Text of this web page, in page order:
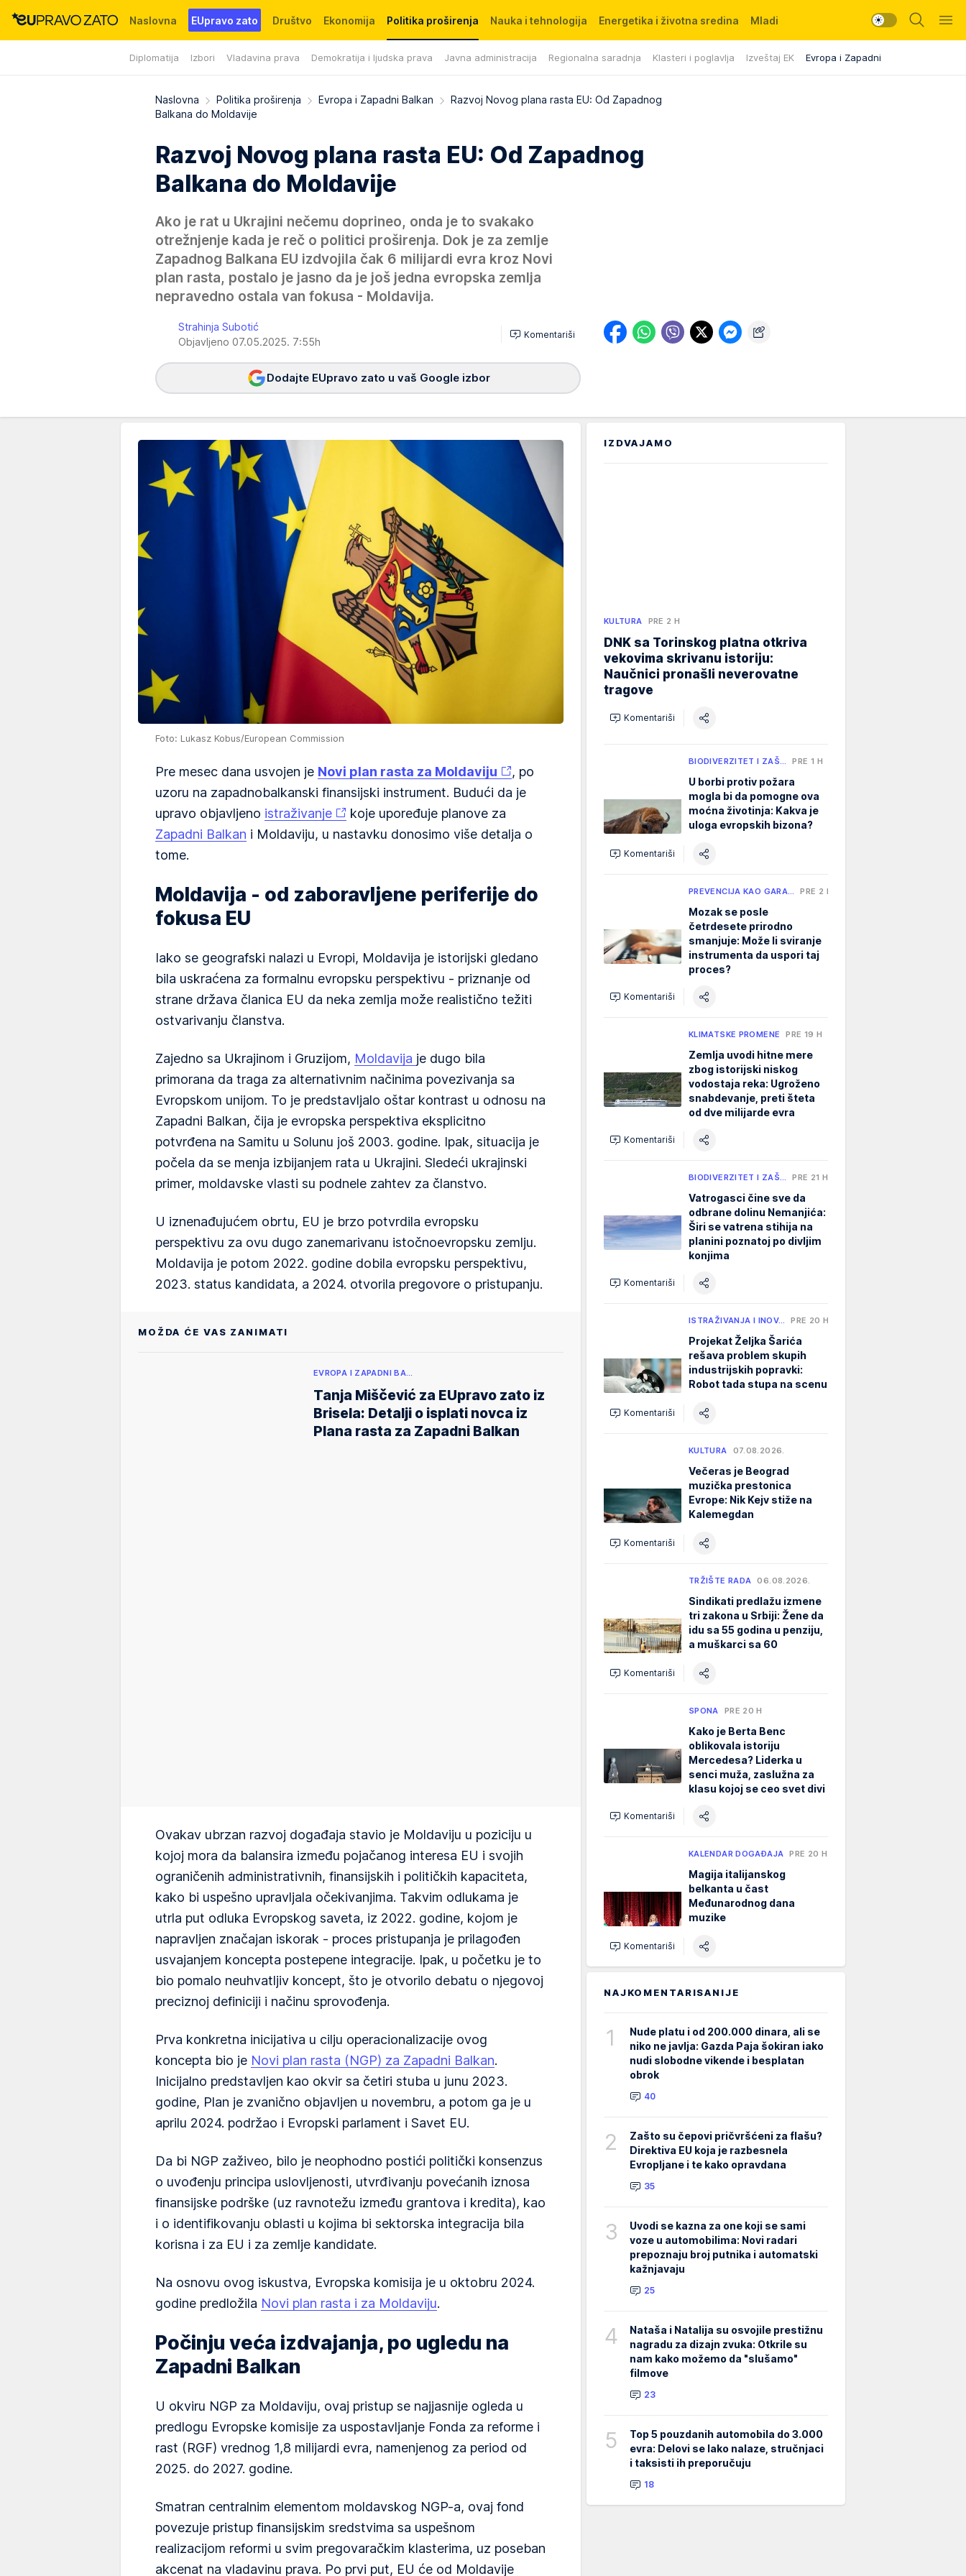
Naslovna EUpravo zato Društvo Ekonomija Politika proširenja
Diplomatija Izbori Vladavina prava Demokratija i ljudska prava Javna administracija Regionalna saradnja Klasteri i poglavlja Izveštaj EK Evropa i Zapadni Balkan
Nauka i tehnologija Energetika i životna sredina Mladi
Događaji News WMG fondacija
Naslovna Politika proširenja Evropa i Zapadni Balkan
Razvoj Novog plana rasta EU: Od Zapadnog
Balkana do Moldavije
Razvoj Novog plana rasta EU: Od Zapadnog
Balkana do Moldavije
Ako je rat u Ukrajini nečemu doprineo, onda je to svakako
otrežnjenje kada je reč o politici proširenja. Dok je za zemlje
Zapadnog Balkana EU izdvojila čak 6 milijardi evra kroz Novi
plan rasta, postalo je jasno da je još jedna evropska zemlja
nepravedno ostala van fokusa - Moldavija.
Strahinja Subotić
Objavljeno 07.05.2025. 7:55h
Komentariši
Dodajte EUpravo zato u vaš Google izbor
Foto: Lukasz Kobus/European Commission
Pre mesec dana usvojen je Novi plan rasta za Moldaviju
, po
uzoru na zapadnobalkanski finansijski instrument. Budući da je
upravo objavljeno istraživanje
koje upoređuje planove za
Zapadni Balkan i Moldaviju, u nastavku donosimo više detalja o
tome.
Moldavija - od zaboravljene periferije do
fokusa EU
Iako se geografski nalazi u Evropi, Moldavija je istorijski gledano
bila uskraćena za formalnu evropsku perspektivu - priznanje od
strane država članica EU da neka zemlja može realistično težiti
ostvarivanju članstva.
Zajedno sa Ukrajinom i Gruzijom, Moldavija je dugo bila
primorana da traga za alternativnim načinima povezivanja sa
Evropskom unijom. To je predstavljalo oštar kontrast u odnosu na
Zapadni Balkan, čija je evropska perspektiva eksplicitno
potvrđena na Samitu u Solunu još 2003. godine. Ipak, situacija je
počela da se menja izbijanjem rata u Ukrajini. Sledeći ukrajinski
primer, moldavske vlasti su podnele zahtev za članstvo.
U iznenađujućem obrtu, EU je brzo potvrdila evropsku
perspektivu za ovu dugo zanemarivanu istočnoevropsku zemlju.
Moldavija je potom 2022. godine dobila evropsku perspektivu,
2023. status kandidata, a 2024. otvorila pregovore o pristupanju.
MOŽDA ĆE VAS ZANIMATI
EVROPA I ZAPADNI BA…
Tanja Miščević za EUpravo zato iz
Brisela: Detalji o isplati novca iz
Plana rasta za Zapadni Balkan
Ovakav ubrzan razvoj događaja stavio je Moldaviju u poziciju u
kojoj mora da balansira između pojačanog interesa EU i svojih
ograničenih administrativnih, finansijskih i političkih kapaciteta,
kako bi uspešno upravljala očekivanjima. Takvim odlukama je
utrla put odluka Evropskog saveta, iz 2022. godine, kojom je
napravljen značajan iskorak - proces pristupanja je prilagođen
usvajanjem koncepta postepene integracije. Ipak, u početku je to
bio pomalo neuhvatljiv koncept, što je otvorilo debatu o njegovoj
preciznoj definiciji i načinu sprovođenja.
Prva konkretna inicijativa u cilju operacionalizacije ovog
koncepta bio je Novi plan rasta (NGP) za Zapadni Balkan.
Inicijalno predstavljen kao okvir sa četiri stuba u junu 2023.
godine, Plan je zvanično objavljen u novembru, a potom ga je u
aprilu 2024. podržao i Evropski parlament i Savet EU.
Da bi NGP zaživeo, bilo je neophodno postići politički konsenzus
o uvođenju principa uslovljenosti, utvrđivanju povećanih iznosa
finansijske podrške (uz ravnotežu između grantova i kredita), kao
i o identifikovanju oblasti u kojima bi sektorska integracija bila
korisna i za EU i za zemlje kandidate.
Na osnovu ovog iskustva, Evropska komisija je u oktobru 2024.
godine predložila Novi plan rasta i za Moldaviju.
Počinju veća izdvajanja, po ugledu na
Zapadni Balkan
U okviru NGP za Moldaviju, ovaj pristup se najjasnije ogleda u
predlogu Evropske komisije za uspostavljanje Fonda za reforme i
rast (RGF) vrednog 1,8 milijardi evra, namenjenog za period od
2025. do 2027. godine.
Smatran centralnim elementom moldavskog NGP-a, ovaj fond
povezuje pristup finansijskim sredstvima sa uspešnom
realizacijom reformi u svim pregovaračkim klasterima, uz poseban
akcenat na vladavinu prava. Po prvi put, EU će od Moldavije
IZDVAJAMO
KULTURA PRE 2 H
DNK sa Torinskog platna otkriva
vekovima skrivanu istoriju:
Naučnici pronašli neverovatne
tragove
Komentariši
BIODIVERZITET I ZAŠ… PRE 1 H
U borbi protiv požara
mogla bi da pomogne ova
moćna životinja: Kakva je
uloga evropskih bizona?
Komentariši
PREVENCIJA KAO GARA… PRE 2 H
Mozak se posle
četrdesete prirodno
smanjuje: Može li sviranje
instrumenta da uspori taj
proces?
Komentariši
KLIMATSKE PROMENE PRE 19 H
Zemlja uvodi hitne mere
zbog istorijski niskog
vodostaja reka: Ugroženo
snabdevanje, preti šteta
od dve milijarde evra
Komentariši
BIODIVERZITET I ZAŠ… PRE 21 H
Vatrogasci čine sve da
odbrane dolinu Nemanjića:
Širi se vatrena stihija na
planini poznatoj po divljim
konjima
Komentariši
ISTRAŽIVANJA I INOV… PRE 20 H
Projekat Željka Šarića
rešava problem skupih
industrijskih popravki:
Robot tada stupa na scenu
Komentariši
KULTURA 07.08.2026.
Večeras je Beograd
muzička prestonica
Evrope: Nik Kejv stiže na
Kalemegdan
Komentariši
TRŽIŠTE RADA 06.08.2026.
Sindikati predlažu izmene
tri zakona u Srbiji: Žene da
idu sa 55 godina u penziju,
a muškarci sa 60
Komentariši
SPONA PRE 20 H
Kako je Berta Benc
oblikovala istoriju
Mercedesa? Liderka u
senci muža, zaslužna za
klasu kojoj se ceo svet divi
Komentariši
KALENDAR DOGAĐAJA PRE 20 H
Magija italijanskog
belkanta u čast
Međunarodnog dana
muzike
Komentariši
NAJKOMENTARISANIJE
1
Nude platu i od 200.000 dinara, ali se
niko ne javlja: Gazda Paja šokiran iako
nudi slobodne vikende i besplatan
obrok
40
2
Zašto su čepovi pričvršćeni za flašu?
Direktiva EU koja je razbesnela
Evropljane i te kako opravdana
35
3
Uvodi se kazna za one koji se sami
voze u automobilima: Novi radari
prepoznaju broj putnika i automatski
kažnjavaju
25
4
Nataša i Natalija su osvojile prestižnu
nagradu za dizajn zvuka: Otkrile su
nam kako možemo da "slušamo"
filmove
23
5
Top 5 pouzdanih automobila do 3.000
evra: Delovi se lako nalaze, stručnjaci
i taksisti ih preporučuju
18